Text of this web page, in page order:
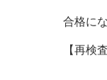
合格に
【再検